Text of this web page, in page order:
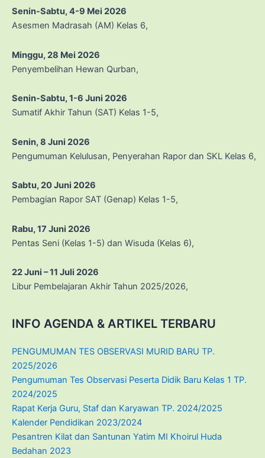
Senin-Sabtu, 4-9 Mei 2026
Asesmen Madrasah (AM) Kelas 6,
Minggu, 28 Mei 2026
Penyembelihan Hewan Qurban,
Senin-Sabtu, 1-6 Juni 2026
Sumatif Akhir Tahun (SAT) Kelas 1-5,
Senin, 8 Juni 2026
Pengumuman Kelulusan, Penyerahan Rapor dan SKL Kelas 6,
Sabtu, 20 Juni 2026
Pembagian Rapor SAT (Genap) Kelas 1-5,
Rabu, 17 Juni 2026
Pentas Seni (Kelas 1-5) dan Wisuda (Kelas 6),
22 Juni – 11 Juli 2026
Libur Pembelajaran Akhir Tahun 2025/2026,
INFO AGENDA & ARTIKEL TERBARU
PENGUMUMAN TES OBSERVASI MURID BARU TP.
2025/2026
Pengumuman Tes Observasi Peserta Didik Baru Kelas 1 TP.
2024/2025
Rapat Kerja Guru, Staf dan Karyawan TP. 2024/2025
Kalender Pendidikan 2023/2024
Pesantren Kilat dan Santunan Yatim MI Khoirul Huda
Bedahan 2023